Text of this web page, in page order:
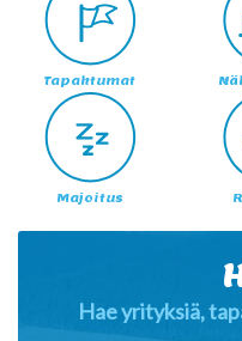
Tapahtumat
Majoitus
Hae yrityksiä,